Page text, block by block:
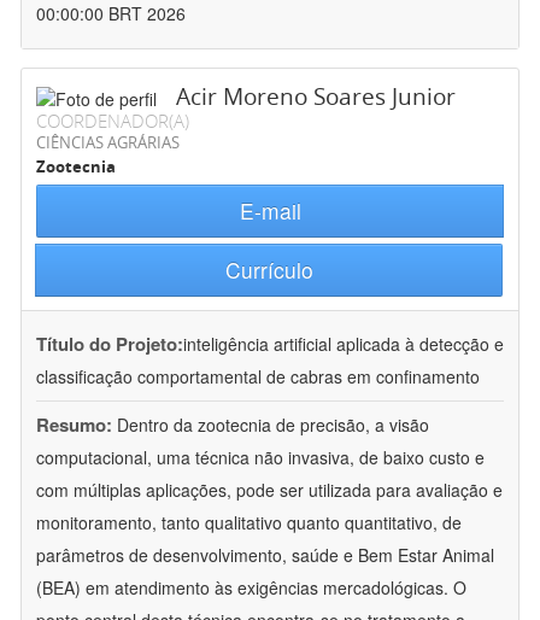
00:00:00 BRT 2026
Acir Moreno Soares Junior
COORDENADOR(A)
CIÊNCIAS AGRÁRIAS
Zootecnia
E-mail
Currículo
Título do Projeto:inteligência artificial aplicada à detecção e
classificação comportamental de cabras em confinamento
Resumo: Dentro da zootecnia de precisão, a visão
computacional, uma técnica não invasiva, de baixo custo e
com múltiplas aplicações, pode ser utilizada para avaliação e
monitoramento, tanto qualitativo quanto quantitativo, de
parâmetros de desenvolvimento, saúde e Bem Estar Animal
(BEA) em atendimento às exigências mercadológicas. O